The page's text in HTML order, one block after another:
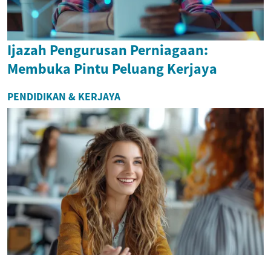
Ijazah Pengurusan Perniagaan:
Membuka Pintu Peluang Kerjaya
PENDIDIKAN & KERJAYA